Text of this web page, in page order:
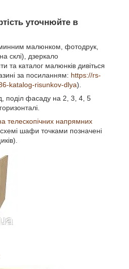
уточнюйте в
малюнком, фотодрук,
склі), дзеркало
та каталог малюнків дивіться
за посиланням: https://rs-
katalog-risunkov-dlya).
поділ фасаду на 2, 3, 4, 5
телескопічних напрямних
шафи точками позначені